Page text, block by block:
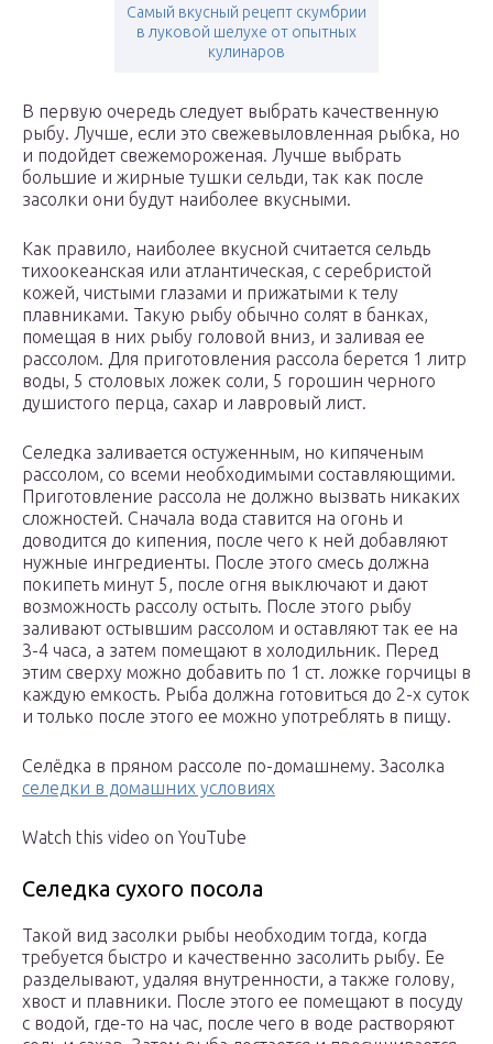
Самый вкусный рецепт скумбрии
в луковой шелухе от опытных
кулинаров
В первую очередь следует выбрать качественную
рыбу. Лучше, если это свежевыловленная рыбка, но
и подойдет свежемороженая. Лучше выбрать
большие и жирные тушки сельди, так как после
засолки они будут наиболее вкусными.
Как правило, наиболее вкусной считается сельдь
тихоокеанская или атлантическая, с серебристой
кожей, чистыми глазами и прижатыми к телу
плавниками. Такую рыбу обычно солят в банках,
помещая в них рыбу головой вниз, и заливая ее
рассолом. Для приготовления рассола берется 1 литр
воды, 5 столовых ложек соли, 5 горошин черного
душистого перца, сахар и лавровый лист.
Селедка заливается остуженным, но кипяченым
рассолом, со всеми необходимыми составляющими.
Приготовление рассола не должно вызвать никаких
сложностей. Сначала вода ставится на огонь и
доводится до кипения, после чего к ней добавляют
нужные ингредиенты. После этого смесь должна
покипеть минут 5, после огня выключают и дают
возможность рассолу остыть. После этого рыбу
заливают остывшим рассолом и оставляют так ее на
3-4 часа, а затем помещают в холодильник. Перед
этим сверху можно добавить по 1 ст. ложке горчицы в
каждую емкость. Рыба должна готовиться до 2-х суток
и только после этого ее можно употреблять в пищу.
Селёдка в пряном рассоле по-домашнему. Засолка
селедки в домашних условиях
Watch this video on YouTube
Селедка сухого посола
Такой вид засолки рыбы необходим тогда, когда
требуется быстро и качественно засолить рыбу. Ее
разделывают, удаляя внутренности, а также голову,
хвост и плавники. После этого ее помещают в посуду
с водой, где-то на час, после чего в воде растворяют